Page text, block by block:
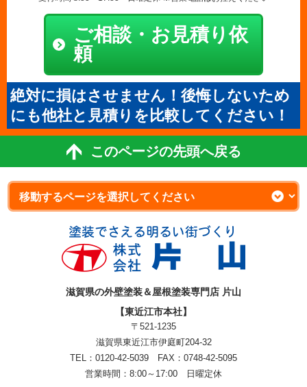
ご相談・お見積り依
頼
絶対に損はさせません！後悔しないため
にも他社と見積りを比較してください！
このページの先頭へ戻る
滋賀県の外壁塗装＆屋根塗装専門店 片山
【東近江市本社】
〒521-1235
滋賀県東近江市伊庭町204-32
TEL：0120-42-5039 FAX：0748-42-5095
営業時間：8:00～17:00 日曜定休